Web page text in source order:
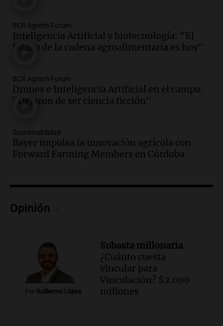
Messi hubiera llegado adonde llegó"
Una mañana para todos
Episodios
Jorge Messi en una entrevista con Rony
Vargas en 2007
Una mañana para todos
las nuevas detenciones: "En esa casa
todos tenían algo que ver"
Una mañana para todos
Audio.Una nutricionista derribó el mito
conviene priorizar
Audio. Murió Jorge Messi
Una mañana para todos
Episodios
BCR Agtech Forum
Inteligencia Artificial y biotecnología: "El
futuro de la cadena agroalimentaria es hoy"
BCR Agtech Forum
Drones e Inteligencia Artificial en el campo:
"Dejaron de ser ciencia ficción"
Sustentabilidad
Bayer impulsa la innovación agrícola con
Forward Farming Members en Córdoba
Opinión
Por Guillermo López
Subasta millonaria.
¿Cuánto cuesta
vincular para
Vinculación? $2.000
millones